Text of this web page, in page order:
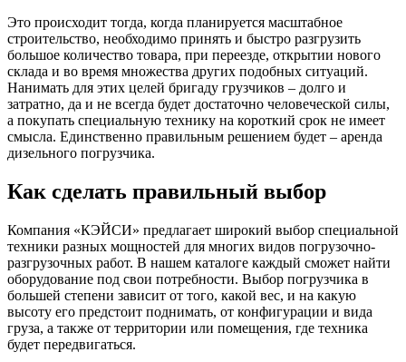
Это происходит тогда, когда планируется масштабное
строительство, необходимо принять и быстро разгрузить
большое количество товара, при переезде, открытии нового
склада и во время множества других подобных ситуаций.
Нанимать для этих целей бригаду грузчиков – долго и
затратно, да и не всегда будет достаточно человеческой силы,
а покупать специальную технику на короткий срок не имеет
смысла. Единственно правильным решением будет – аренда
дизельного погрузчика.
Как сделать правильный выбор
Компания «КЭЙСИ» предлагает широкий выбор специальной
техники разных мощностей для многих видов погрузочно-
разгрузочных работ. В нашем каталоге каждый сможет найти
оборудование под свои потребности. Выбор погрузчика в
большей степени зависит от того, какой вес, и на какую
высоту его предстоит поднимать, от конфигурации и вида
груза, а также от территории или помещения, где техника
будет передвигаться.